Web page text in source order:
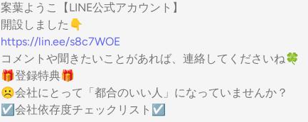
案葉ようこ【LINE公式アカウント】
開設しました👇️
https://lin.ee/s8c7WOE
コメントや聞きたいことがあれば、連絡してくださいね🍀
🎁登録特典🎁
☹️会社にとって「都合のいい人」になっていませんか？
☑️会社依存度チェックリスト☑️